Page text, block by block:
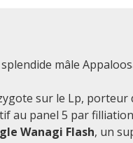
mâle
sur le Lp, porteur
au panel 5 par
Wanagi Flash, un